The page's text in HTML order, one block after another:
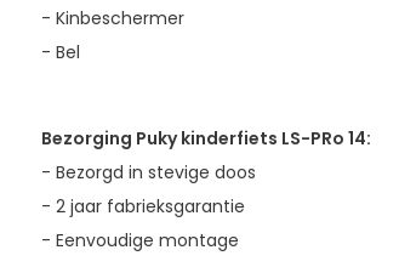
- Kinbeschermer
- Bel
Bezorging Puky kinderfiets LS-PRo 14:
- Bezorgd in stevige doos
- 2 jaar fabrieksgarantie
- Eenvoudige montage